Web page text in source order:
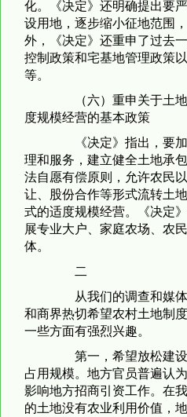
化。《决定》还明确提出要
设用地，逐步缩小征地范围
外，《决定》还重申了过去
控制政策和宅基地管理政策
等。
（六）重申关于土地
度规模经营的基本政策
《决定》指出，要加
理和服务，建立健全土地承
法自愿有偿原则，允许农民
让、股份合作等形式流转土
式的适度规模经营。《决定
展专业大户、家庭农场、农
体。
二
从我们的调查和媒体
和商界热切希望农村土地制
一些方面有强烈兴趣。
第一，希望放松建设
占用规模。地方官员普遍认
影响地方招商引资工作。在
的土地没有农业利用价值，